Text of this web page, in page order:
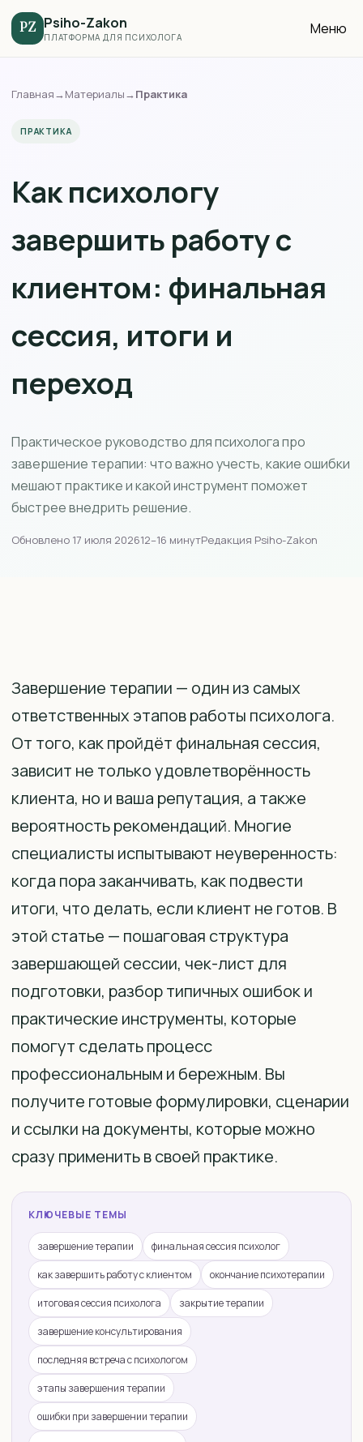
PZ Psiho-Zakon
ПЛАТФОРМА ДЛЯ ПСИХОЛОГА Меню
Главная→Материалы→Практика
ПРАКТИКА
Как психологу
завершить работу с
клиентом: финальная
сессия, итоги и
переход
Практическое руководство для психолога про
завершение терапии: что важно учесть, какие ошибки
мешают практике и какой инструмент поможет
быстрее внедрить решение.
Обновлено 17 июля 202612–16 минутРедакция Psiho-Zakon
Завершение терапии — один из самых
ответственных этапов работы психолога.
От того, как пройдёт финальная сессия,
зависит не только удовлетворённость
клиента, но и ваша репутация, а также
вероятность рекомендаций. Многие
специалисты испытывают неуверенность:
когда пора заканчивать, как подвести
итоги, что делать, если клиент не готов. В
этой статье — пошаговая структура
завершающей сессии, чек-лист для
подготовки, разбор типичных ошибок и
практические инструменты, которые
помогут сделать процесс
профессиональным и бережным. Вы
получите готовые формулировки, сценарии
и ссылки на документы, которые можно
сразу применить в своей практике.
КЛЮЧЕВЫЕ ТЕМЫ
завершение терапии финальная сессия психолог
как завершить работу с клиентом окончание психотерапии
итоговая сессия психолога закрытие терапии
завершение консультирования
последняя встреча с психологом
этапы завершения терапии
ошибки при завершении терапии